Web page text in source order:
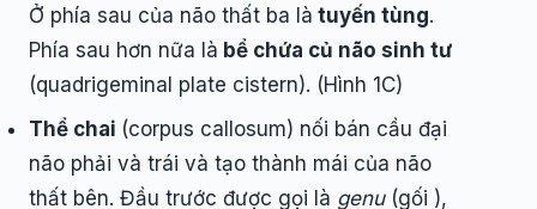
Ở phía sau của não thất ba là tuyến tùng.
Phía sau hơn nữa là bể chứa củ não sinh tư
(quadrigeminal plate cistern). (Hình 1C)
Thể chai (corpus callosum) nối bán cầu đại
não phải và trái và tạo thành mái của não
thất bên. Đầu trước được gọi là genu (gối ),